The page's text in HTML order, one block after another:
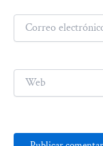
Correo
electrónico*
Web